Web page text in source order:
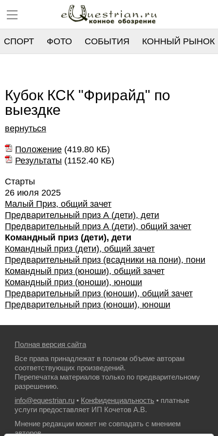
СПОРТ ФОТО СОБЫТИЯ КОННЫЙ РЫНОК
Кубок КСК "Фрирайд" по
выездке
вернуться
Положение (419.80 КБ)
Результаты (1152.40 КБ)
Старты
26 июля 2025
Малый Приз, общий зачет
Предварительный приз А (дети), дети
Предварительный приз А (дети), общий зачет
Командный приз (дети), дети
Командный приз (дети), общий зачет
Предварительный приз (всадники на пони), пони
Командный приз (юноши), общий зачет
Командный приз (юноши), юноши
Предварительный приз (юноши), общий зачет
Предварительный приз (юноши), юноши
Полная версия сайта
Все права принадлежат в полном объеме авторам
соответствующих произведений.
Перепечатка материалов только по предварительному
разрешению.
info@equestrian.ru • Конфиденциальность • платные
услуги предоставляет ИП Кочетов А.В.
Мнение редакции может не совпадать с мнением
авторов.